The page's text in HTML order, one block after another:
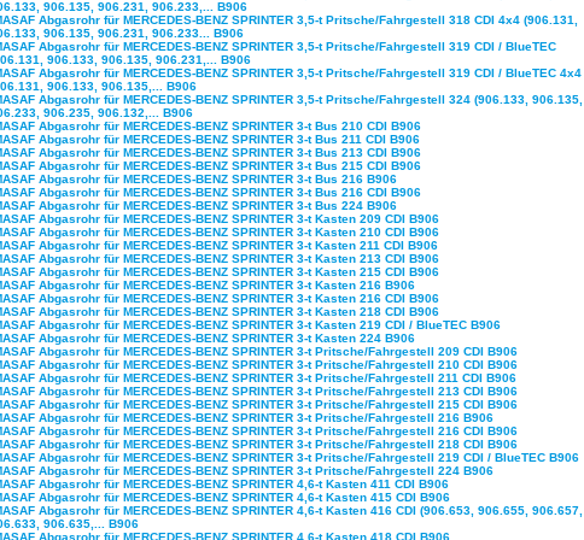
906.135, 906.231, 906.233,... B906
Abgasrohr für MERCEDES-BENZ SPRINTER 3,5-t Pritsche/Fahrgestell 318 CDI 4x4 (906.131,
906.135, 906.231, 906.233... B906
Abgasrohr für MERCEDES-BENZ SPRINTER 3,5-t Pritsche/Fahrgestell 319 CDI / BlueTEC
906.133, 906.135, 906.231,... B906
Abgasrohr für MERCEDES-BENZ SPRINTER 3,5-t Pritsche/Fahrgestell 319 CDI / BlueTEC 4x4
906.133, 906.135,... B906
Abgasrohr für MERCEDES-BENZ SPRINTER 3,5-t Pritsche/Fahrgestell 324 (906.133, 906.135,
906.235, 906.132,... B906
Abgasrohr für MERCEDES-BENZ SPRINTER 3-t Bus 210 CDI B906
Abgasrohr für MERCEDES-BENZ SPRINTER 3-t Bus 211 CDI B906
Abgasrohr für MERCEDES-BENZ SPRINTER 3-t Bus 213 CDI B906
Abgasrohr für MERCEDES-BENZ SPRINTER 3-t Bus 215 CDI B906
Abgasrohr für MERCEDES-BENZ SPRINTER 3-t Bus 216 B906
Abgasrohr für MERCEDES-BENZ SPRINTER 3-t Bus 216 CDI B906
Abgasrohr für MERCEDES-BENZ SPRINTER 3-t Bus 224 B906
Abgasrohr für MERCEDES-BENZ SPRINTER 3-t Kasten 209 CDI B906
Abgasrohr für MERCEDES-BENZ SPRINTER 3-t Kasten 210 CDI B906
Abgasrohr für MERCEDES-BENZ SPRINTER 3-t Kasten 211 CDI B906
Abgasrohr für MERCEDES-BENZ SPRINTER 3-t Kasten 213 CDI B906
Abgasrohr für MERCEDES-BENZ SPRINTER 3-t Kasten 215 CDI B906
Abgasrohr für MERCEDES-BENZ SPRINTER 3-t Kasten 216 B906
Abgasrohr für MERCEDES-BENZ SPRINTER 3-t Kasten 216 CDI B906
Abgasrohr für MERCEDES-BENZ SPRINTER 3-t Kasten 218 CDI B906
Abgasrohr für MERCEDES-BENZ SPRINTER 3-t Kasten 219 CDI / BlueTEC B906
Abgasrohr für MERCEDES-BENZ SPRINTER 3-t Kasten 224 B906
Abgasrohr für MERCEDES-BENZ SPRINTER 3-t Pritsche/Fahrgestell 209 CDI B906
Abgasrohr für MERCEDES-BENZ SPRINTER 3-t Pritsche/Fahrgestell 210 CDI B906
Abgasrohr für MERCEDES-BENZ SPRINTER 3-t Pritsche/Fahrgestell 211 CDI B906
Abgasrohr für MERCEDES-BENZ SPRINTER 3-t Pritsche/Fahrgestell 213 CDI B906
Abgasrohr für MERCEDES-BENZ SPRINTER 3-t Pritsche/Fahrgestell 215 CDI B906
Abgasrohr für MERCEDES-BENZ SPRINTER 3-t Pritsche/Fahrgestell 216 B906
Abgasrohr für MERCEDES-BENZ SPRINTER 3-t Pritsche/Fahrgestell 216 CDI B906
Abgasrohr für MERCEDES-BENZ SPRINTER 3-t Pritsche/Fahrgestell 218 CDI B906
Abgasrohr für MERCEDES-BENZ SPRINTER 3-t Pritsche/Fahrgestell 219 CDI / BlueTEC B906
Abgasrohr für MERCEDES-BENZ SPRINTER 3-t Pritsche/Fahrgestell 224 B906
Abgasrohr für MERCEDES-BENZ SPRINTER 4,6-t Kasten 411 CDI B906
Abgasrohr für MERCEDES-BENZ SPRINTER 4,6-t Kasten 415 CDI B906
Abgasrohr für MERCEDES-BENZ SPRINTER 4,6-t Kasten 416 CDI (906.653, 906.655, 906.657,
906.635,... B906
Abgasrohr für MERCEDES-BENZ SPRINTER 4,6-t Kasten 418 CDI B906